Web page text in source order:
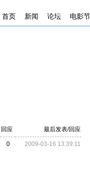
首页 新闻 论坛 电影节
回应 最后发表/回应
0 2009-03-16 13:39:11